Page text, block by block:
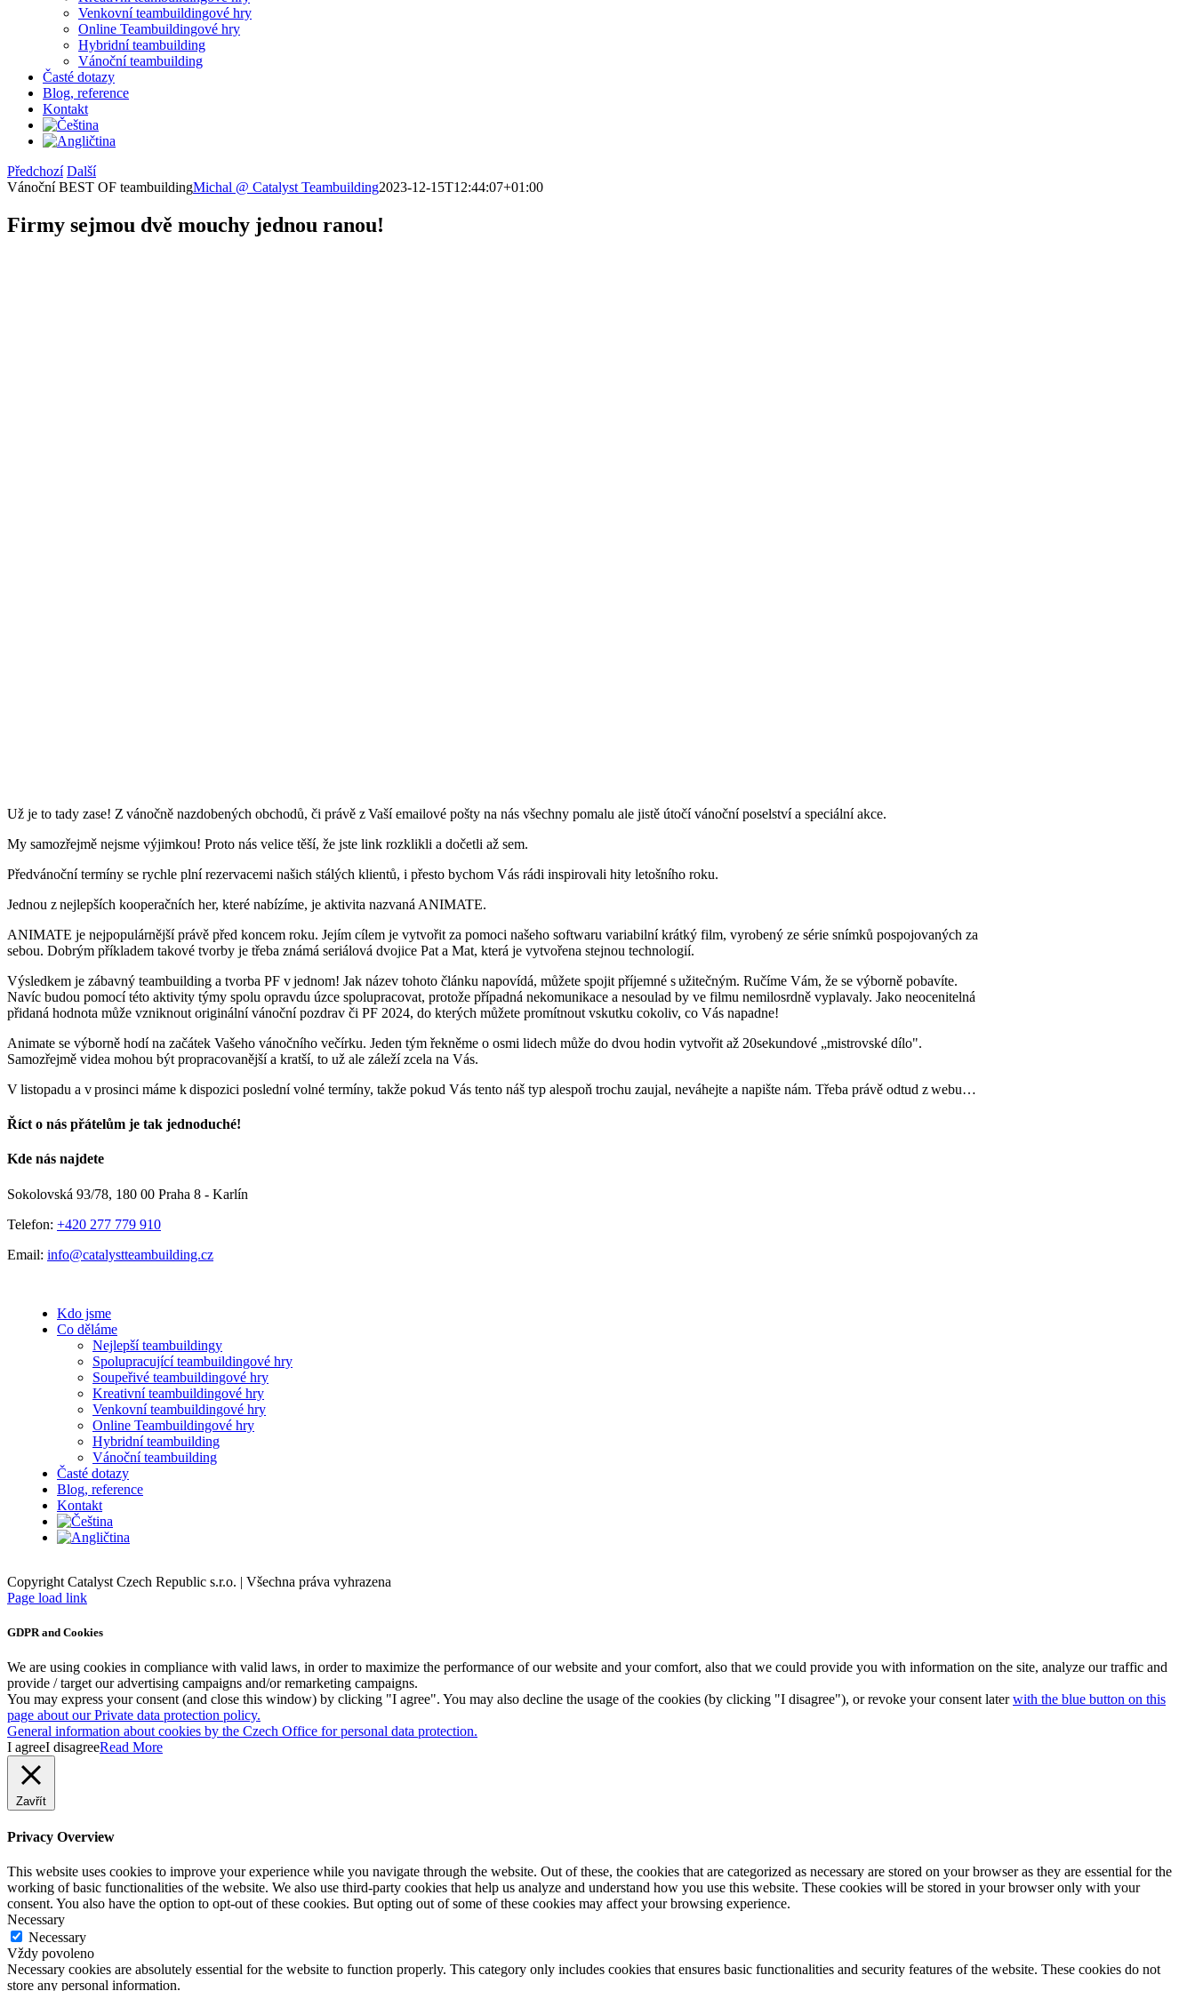
Venkovní teambuildingové hry
Online Teambuildingové hry
Hybridní teambuilding
Vánoční teambuilding
Časté dotazy
Blog, reference
Kontakt
Předchozí Další
Vánoční BEST OF teambuildingMichal @ Catalyst Teambuilding2023-12-15T12:44:07+01:00
Firmy sejmou dvě mouchy jednou ranou!
Už je to tady zase! Z vánočně nazdobených obchodů, či právě z Vaší emailové pošty na nás všechny pomalu ale jistě útočí vánoční poselství a speciální akce.
My samozřejmě nejsme výjimkou! Proto nás velice těší, že jste link rozklikli a dočetli až sem.
Předvánoční termíny se rychle plní rezervacemi našich stálých klientů, i přesto bychom Vás rádi inspirovali hity letošního roku.
Jednou z nejlepších kooperačních her, které nabízíme, je aktivita nazvaná ANIMATE.
ANIMATE je nejpopulárnější právě před koncem roku. Jejím cílem je vytvořit za pomoci našeho softwaru variabilní krátký film, vyrobený ze série snímků pospojovaných za
sebou. Dobrým příkladem takové tvorby je třeba známá seriálová dvojice Pat a Mat, která je vytvořena stejnou technologií.
Výsledkem je zábavný teambuilding a tvorba PF v jednom! Jak název tohoto článku napovídá, můžete spojit příjemné s užitečným. Ručíme Vám, že se výborně pobavíte.
Navíc budou pomocí této aktivity týmy spolu opravdu úzce spolupracovat, protože případná nekomunikace a nesoulad by ve filmu nemilosrdně vyplavaly. Jako neocenitelná
přidaná hodnota může vzniknout originální vánoční pozdrav či PF 2024, do kterých můžete promítnout vskutku cokoliv, co Vás napadne!
Animate se výborně hodí na začátek Vašeho vánočního večírku. Jeden tým řekněme o osmi lidech může do dvou hodin vytvořit až 20sekundové „mistrovské dílo".
Samozřejmě videa mohou být propracovanější a kratší, to už ale záleží zcela na Vás.
V listopadu a v prosinci máme k dispozici poslední volné termíny, takže pokud Vás tento náš typ alespoň trochu zaujal, neváhejte a napište nám. Třeba právě odtud z webu…
Říct o nás přátelům je tak jednoduché!
Facebook
E-
Kde nás najdete
Sokolovská 93/78, 180 00 Praha 8 - Karlín
Telefon: +420 277 779 910
Email: info@catalystteambuilding.cz
Kdo jsme
Co děláme
Nejlepší teambuildingy
Spolupracující teambuildingové hry
Soupeřivé teambuildingové hry
Kreativní teambuildingové hry
Venkovní teambuildingové hry
Online Teambuildingové hry
Hybridní teambuilding
Vánoční teambuilding
Časté dotazy
Blog, reference
Kontakt
Copyright Catalyst Czech Republic s.r.o. | Všechna práva vyhrazena
Facebook
Instagram
Page load link
GDPR and Cookies
We are using cookies in compliance with valid laws, in order to maximize the performance of our website and your comfort, also that we could provide you with information on the site, analyze our traffic and
provide / target our advertising campaigns and/or remarketing campaigns.
You may express your consent (and close this window) by clicking "I agree". You may also decline the usage of the cookies (by clicking "I disagree"), or revoke your consent laterwith the blue button on this
page about our Private data protection policy.
General information about cookies by the Czech Office for personal data protection.
I agreeI disagreeRead More
Zavřít
Privacy Overview
This website uses cookies to improve your experience while you navigate through the website. Out of these, the cookies that are categorized as necessary are stored on your browser as they are essential for the
working of basic functionalities of the website. We also use third-party cookies that help us analyze and understand how you use this website. These cookies will be stored in your browser only with your
consent. You also have the option to opt-out of these cookies. But opting out of some of these cookies may affect your browsing experience.
Necessary
Necessary
Vždy povoleno
Necessary cookies are absolutely essential for the website to function properly. This category only includes cookies that ensures basic functionalities and security features of the website. These cookies do not
store any personal information.